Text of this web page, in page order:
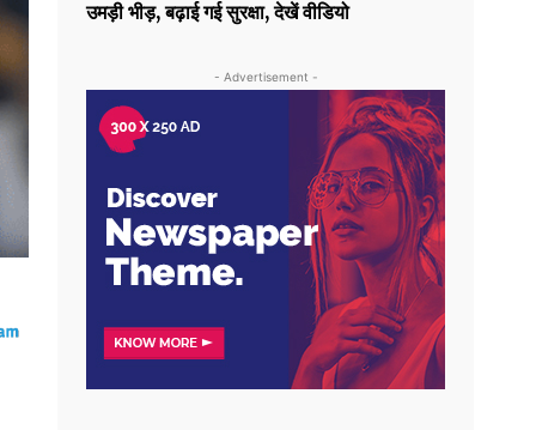
उमड़ी भीड़, बढ़ाई गई सुरक्षा, देखें वीडियो
- Advertisement -